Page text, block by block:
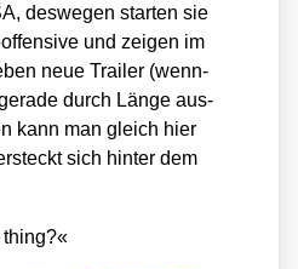
des­we­gen star­ten sie
und zei­gen im
neue Trai­ler (wenn­
durch Län­ge aus­
kann man gleich hier
sich hin­ter dem
thing?«